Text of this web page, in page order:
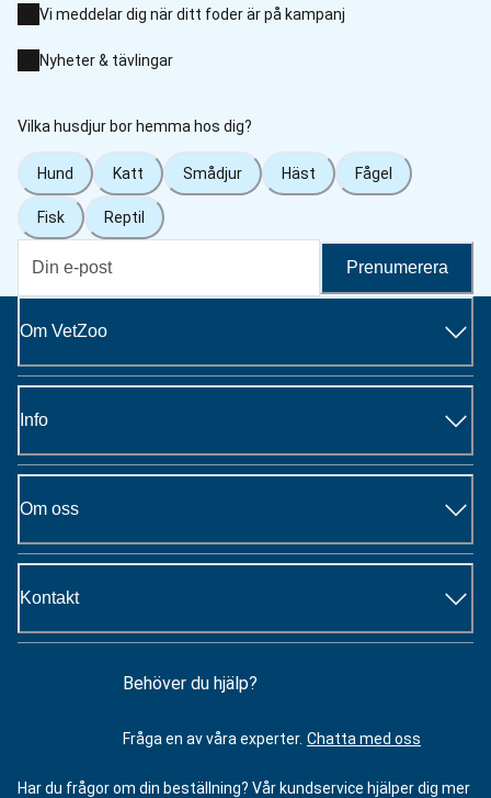
Vi meddelar dig när ditt foder är på kampanj
Nyheter & tävlingar
Vilka husdjur bor hemma hos dig?
Hund Katt Smådjur Häst Fågel
Fisk Reptil
Prenumerera
Om VetZoo
Info
Om oss
Kontakt
Behöver du hjälp?
Fråga en av våra experter. Chatta med oss
Har du frågor om din beställning? Vår kundservice hjälper dig mer